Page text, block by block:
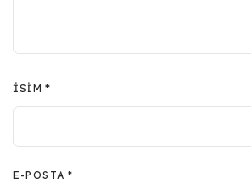
İSIM*
E-POSTA *